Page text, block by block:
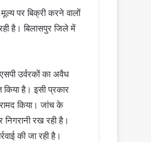
पर बिक्री करने वालों
है। बिलासपुर जिले में
उर्वरकों का अवैध
किया है। इसी प्रकार
किया। जांच के
रख रही है।
की जा रही है।